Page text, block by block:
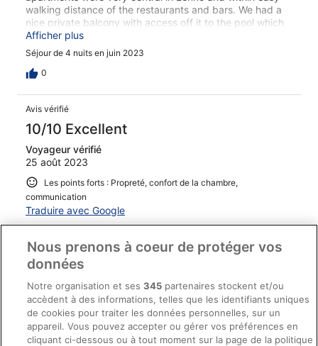
walking distance of the restaurants and bars. We had a
nice private balcony with access off it to the pool which
was very handy for the kids. The beds were comfortable
and we had enough kitchenware provided to be able to
cater for ourselves when needed. Overall we enjoyed our
stay.
Afficher plus
Séjour de 4 nuits en juin 2023
0
Avis vérifié
10/10 Excellent
Voyageur vérifié
25 août 2023
Les points forts : Propreté, confort de la chambre,
communication
Traduire avec Google
Lovely property right in the middle of picturesque Lenno,
a great location to enjoy restaurants and swim in the
lake. The ferry service is only a short walk from the
apartments - services to Bellagio & Varenna are frequent.
The apartments are clean, comfortable & fully equipped
with everything needed. The pool and garden area is
fantastic for a swim & glass of wine. I would highly
recommend this property for: Families & couples looking
for budget friendly properties on Lake Como.
Afficher plus
Séjour de 5 nuits en août 2023
0
Nous prenons à coeur de protéger vos
données
Notre organisation et ses345 partenaires stockent et/ou
accèdent à des informations, telles que les identifiants uniques
de cookies pour traiter les données personnelles, sur un
appareil. Vous pouvez accepter ou gérer vos préférences en
cliquant ci-dessous ou à tout moment sur la page de la politique